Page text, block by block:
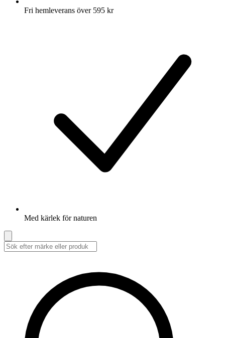
Fri hemleverans över 595 kr
Med kärlek för naturen